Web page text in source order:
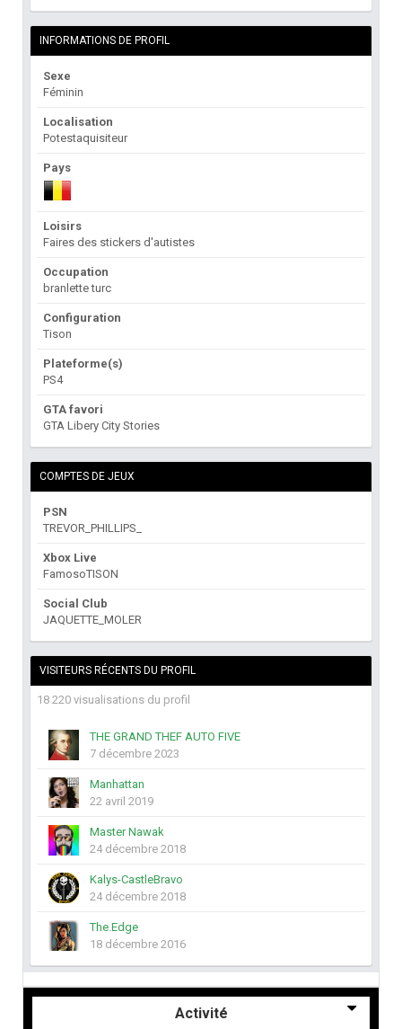
INFORMATIONS DE PROFIL
Sexe
Féminin
Localisation
Potestaquisiteur
Pays
Loisirs
Faires des stickers d'autistes
Occupation
branlette turc
Configuration
Tison
Plateforme(s)
PS4
GTA favori
GTA Libery City Stories
COMPTES DE JEUX
PSN
TREVOR_PHILLIPS_
Xbox Live
FamosoTISON
Social Club
JAQUETTE_MOLER
VISITEURS RÉCENTS DU PROFIL
18 220 visualisations du profil
THE GRAND THEF AUTO FIVE
7 décembre 2023
Manhattan
22 avril 2019
Master Nawak
24 décembre 2018
Kalys-CastleBravo
24 décembre 2018
The.Edge
18 décembre 2016
Activité